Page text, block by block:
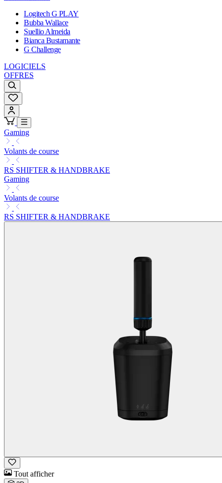
Logitech G PLAY
Bubba Wallace
Suellio Almeida
Bianca Bustamante
G Challenge
LOGICIELS
OFFRES
Gaming
Volants de course
RS SHIFTER & HANDBRAKE
Gaming
Volants de course
RS SHIFTER & HANDBRAKE
Tout afficher